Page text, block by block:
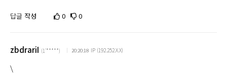
답글 작성 0 0
zbdrariI (1'*****) 20:20:18 IP (192.252.X.X)
\